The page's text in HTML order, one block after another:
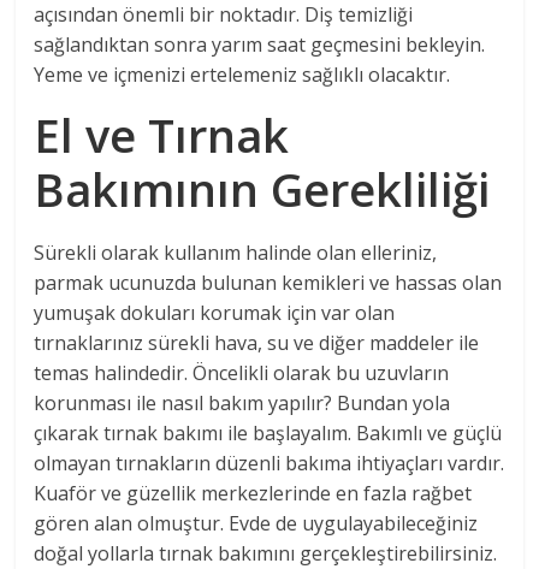
açısından önemli bir noktadır. Diş temizliği
sağlandıktan sonra yarım saat geçmesini bekleyin.
Yeme ve içmenizi ertelemeniz sağlıklı olacaktır.
El ve Tırnak
Bakımının Gerekliliği
Sürekli olarak kullanım halinde olan elleriniz,
parmak ucunuzda bulunan kemikleri ve hassas olan
yumuşak dokuları korumak için var olan
tırnaklarınız sürekli hava, su ve diğer maddeler ile
temas halindedir. Öncelikli olarak bu uzuvların
korunması ile nasıl bakım yapılır? Bundan yola
çıkarak tırnak bakımı ile başlayalım. Bakımlı ve güçlü
olmayan tırnakların düzenli bakıma ihtiyaçları vardır.
Kuaför ve güzellik merkezlerinde en fazla rağbet
gören alan olmuştur. Evde de uygulayabileceğiniz
doğal yollarla tırnak bakımını gerçekleştirebilirsiniz.